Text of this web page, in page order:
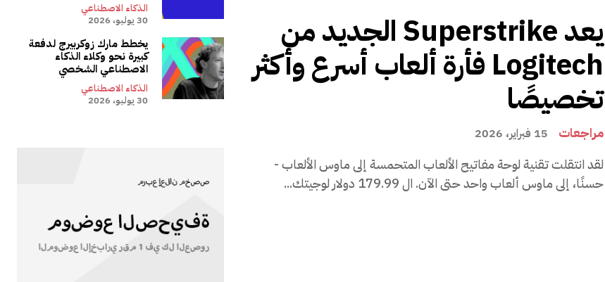
الذكاء الاصطناعي
30 يوليو، 2026
يخطط مارك زوكربيرج لدفعة
كبيرة نحو وكلاء الذكاء
الاصطناعي الشخصي
الذكاء الاصطناعي
30 يوليو، 2026
يعد Superstrike الجديد من
Logitech فأرة ألعاب أسرع وأكثر
تخصيصًا
مراجعات 15 فبراير، 2026
لقد انتقلت تقنية لوحة مفاتيح الألعاب المتحمسة إلى ماوس الألعاب -
حسنًا، إلى ماوس ألعاب واحد حتى الآن. ال 179.99 دولار لوجيتك...